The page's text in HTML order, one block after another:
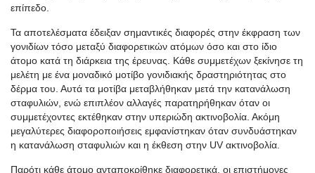
επίπεδο.
Τα αποτελέσματα έδειξαν σημαντικές διαφορές στην έκφραση των
γονιδίων τόσο μεταξύ διαφορετικών ατόμων όσο και στο ίδιο
άτομο κατά τη διάρκεια της έρευνας. Κάθε συμμετέχων ξεκίνησε τη
μελέτη με ένα μοναδικό μοτίβο γονιδιακής δραστηριότητας στο
δέρμα του. Αυτά τα μοτίβα μεταβλήθηκαν μετά την κατανάλωση
σταφυλιών, ενώ επιπλέον αλλαγές παρατηρήθηκαν όταν οι
συμμετέχοντες εκτέθηκαν στην υπεριώδη ακτινοβολία. Ακόμη
μεγαλύτερες διαφοροποιήσεις εμφανίστηκαν όταν συνδυάστηκαν
η κατανάλωση σταφυλιών και η έκθεση στην UV ακτινοβολία.
Παρότι κάθε άτομο ανταποκρίθηκε διαφορετικά, οι επιστήμονες